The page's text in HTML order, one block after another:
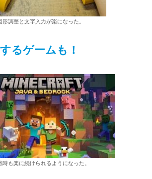
形調整と文字入力が楽になった。
るゲームも！
時も楽に続けられるようになった。